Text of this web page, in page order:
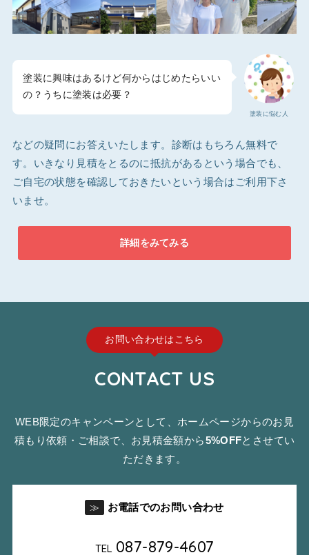
塗装に悩む人
塗装に興味はあるけど何からはじめたらいい
の？うちに塗装は必要？
などの疑問にお答えいたします。診断はもちろん無料で
す。いきなり見積をとるのに抵抗があるという場合でも、
ご自宅の状態を確認しておきたいという場合はご利用下さ
いませ。
詳細をみてみる
お問い合わせはこちら
CONTACT US
WEB限定のキャンペーンとして、ホームページからのお見
積もり依頼・ご相談で、お見積金額から5%OFFとさせてい
ただきます。
≫ お電話でのお問い合わせ
TEL 087-879-4607